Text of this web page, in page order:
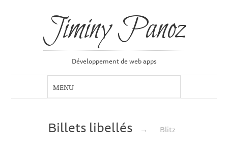
Jiminy Panoz
Développement de web apps
Billets libellés → Blitz